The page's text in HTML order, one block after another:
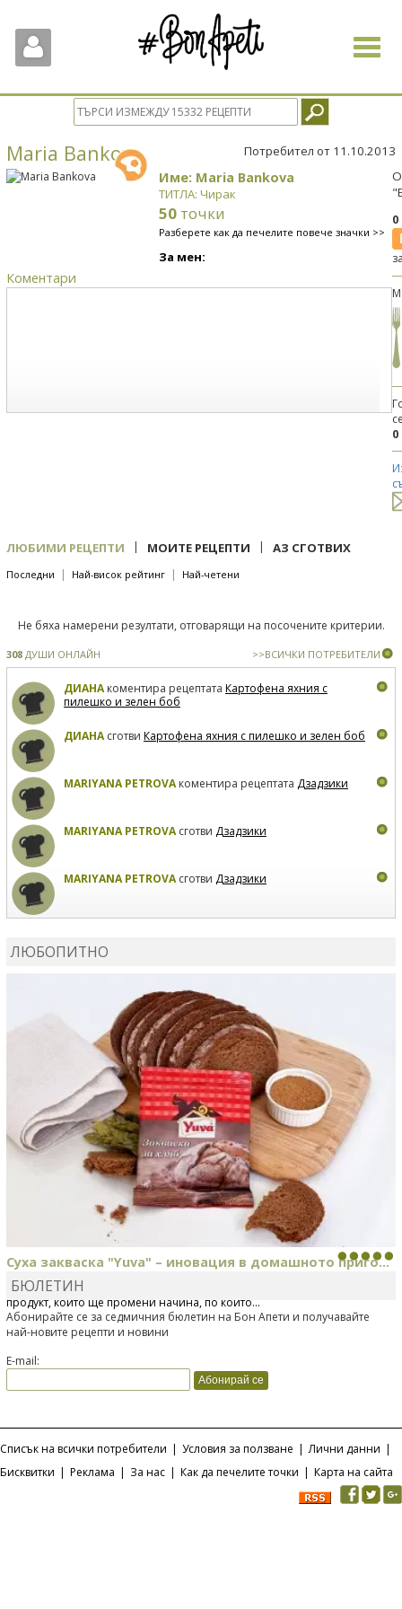
Toggle
Maria Bankova Потребител от 11.10.2013
Име: Maria Bankova
ТИТЛА: Чирак
50 точки
Разберете как да печелите повече значки >>
За мен:
Коментари
0
ЛЮБИМИ РЕЦЕПТИ | МОИТЕ РЕЦЕПТИ | АЗ СГОТВИХ
Последни | Най-висок рейтинг | Най-четени
Не бяха намерени резултати, отговарящи на посочените критерии.
308 ДУШИ ОНЛАЙН >>ВСИЧКИ ПОТРЕБИТЕЛИ
ДИАНАкоментира рецептата Картофена яхния с
пилешко и зелен боб
ДИАНАсготви Картофена яхния с пилешко и зелен боб
MARIYANA PETROVAкоментира рецептата Дзадзики
MARIYANA PETROVAсготви Дзадзики
MARIYANA PETROVAсготви Дзадзики
ЛЮБОПИТНО
Суха закваска "Yuva" – иновация в домашното приго...
Отскоро Лесафр България стартира предлагането на изцяло нов
продукт, който ще промени начина, по който...
БЮЛЕТИН
Абонирайте се за седмичния бюлетин на Бон Апети и получавайте
най-новите рецепти и новини
E-mail:
Списък на всички потребители | Условия за ползване | Лични данни |
Бисквитки | Реклама | За нас | Как да печелите точки | Карта на сайта